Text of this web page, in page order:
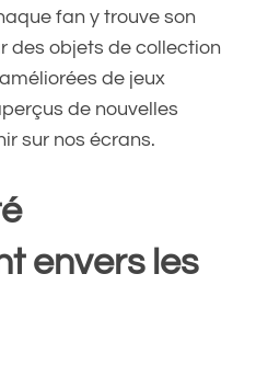
fan y trouve son
des objets de collection
de jeux
de nouvelles
sur nos écrans.
envers les